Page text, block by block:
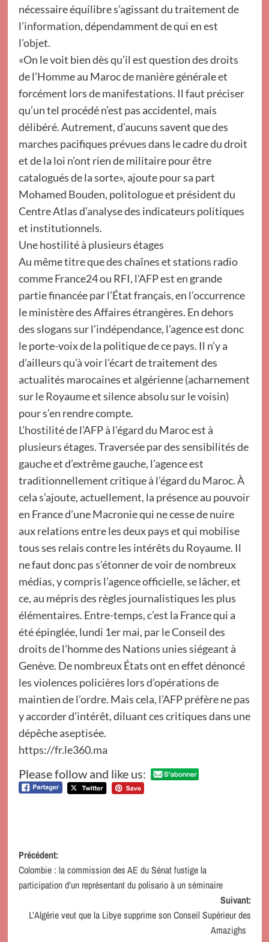
nécessaire équilibre s’agissant du traitement de
l’information, dépendamment de qui en est
l’objet.
«On le voit bien dès qu’il est question des droits
de l’Homme au Maroc de manière générale et
forcément lors de manifestations. Il faut préciser
qu’un tel procédé n’est pas accidentel, mais
délibéré. Autrement, d’aucuns savent que des
marches pacifiques prévues dans le cadre du droit
et de la loi n’ont rien de militaire pour être
catalogués de la sorte», ajoute pour sa part
Mohamed Bouden, politologue et président du
Centre Atlas d’analyse des indicateurs politiques
et institutionnels.
Une hostilité à plusieurs étages
Au même titre que des chaînes et stations radio
comme France24 ou RFI, l’AFP est en grande
partie financée par l’État français, en l’occurrence
le ministère des Affaires étrangères. En dehors
des slogans sur l’indépendance, l’agence est donc
le porte-voix de la politique de ce pays. Il n’y a
d’ailleurs qu’à voir l’écart de traitement des
actualités marocaines et algérienne (acharnement
sur le Royaume et silence absolu sur le voisin)
pour s’en rendre compte.
L’hostilité de l’AFP à l’égard du Maroc est à
plusieurs étages. Traversée par des sensibilités de
gauche et d’extrême gauche, l’agence est
traditionnellement critique à l’égard du Maroc. À
cela s’ajoute, actuellement, la présence au pouvoir
en France d’une Macronie qui ne cesse de nuire
aux relations entre les deux pays et qui mobilise
tous ses relais contre les intérêts du Royaume. Il
ne faut donc pas s’étonner de voir de nombreux
médias, y compris l’agence officielle, se lâcher, et
ce, au mépris des règles journalistiques les plus
élémentaires. Entre-temps, c’est la France qui a
été épinglée, lundi 1er mai, par le Conseil des
droits de l’homme des Nations unies siégeant à
Genève. De nombreux États ont en effet dénoncé
les violences policières lors d’opérations de
maintien de l’ordre. Mais cela, l’AFP préfère ne pas
y accorder d’intérêt, diluant ces critiques dans une
dépêche aseptisée.
https://fr.le360.ma
Please follow and like us:
Navigation
d’article
Précédent:
Colombie : la commission des AE du Sénat fustige la
participation d’un représentant du polisario à un séminaire
Suivant:
L’Algérie veut que la Libye supprime son Conseil Supérieur des
Amazighs